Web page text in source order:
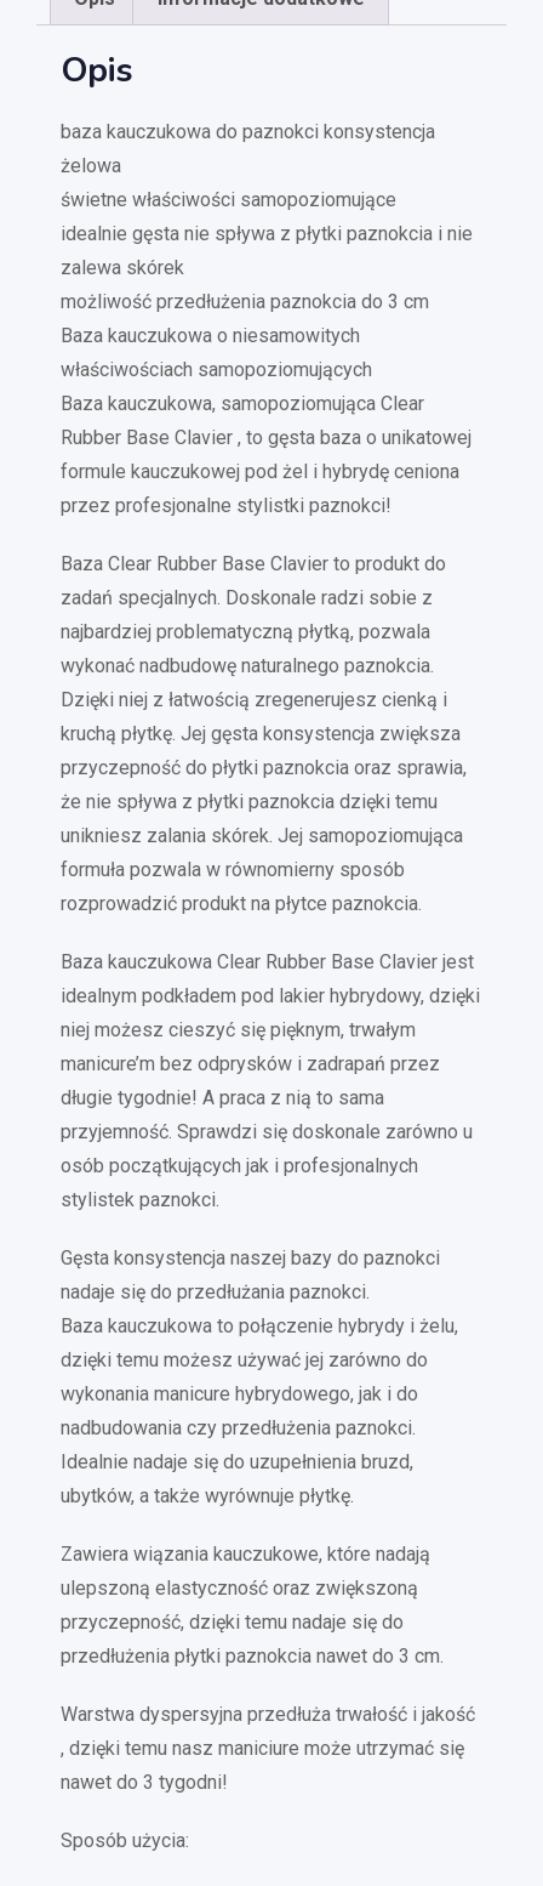
Opis
baza kauczukowa do paznokci konsystencja
żelowa
świetne właściwości samopoziomujące
idealnie gęsta nie spływa z płytki paznokcia i nie
zalewa skórek
możliwość przedłużenia paznokcia do 3 cm
Baza kauczukowa o niesamowitych
właściwościach samopoziomujących
Baza kauczukowa, samopoziomująca Clear
Rubber Base Clavier , to gęsta baza o unikatowej
formule kauczukowej pod żel i hybrydę ceniona
przez profesjonalne stylistki paznokci!
Baza Clear Rubber Base Clavier to produkt do
zadań specjalnych. Doskonale radzi sobie z
najbardziej problematyczną płytką, pozwala
wykonać nadbudowę naturalnego paznokcia.
Dzięki niej z łatwością zregenerujesz cienką i
kruchą płytkę. Jej gęsta konsystencja zwiększa
przyczepność do płytki paznokcia oraz sprawia,
że nie spływa z płytki paznokcia dzięki temu
unikniesz zalania skórek. Jej samopoziomująca
formuła pozwala w równomierny sposób
rozprowadzić produkt na płytce paznokcia.
Baza kauczukowa Clear Rubber Base Clavier jest
idealnym podkładem pod lakier hybrydowy, dzięki
niej możesz cieszyć się pięknym, trwałym
manicure’m bez odprysków i zadrapań przez
długie tygodnie! A praca z nią to sama
przyjemność. Sprawdzi się doskonale zarówno u
osób początkujących jak i profesjonalnych
stylistek paznokci.
Gęsta konsystencja naszej bazy do paznokci
nadaje się do przedłużania paznokci.
Baza kauczukowa to połączenie hybrydy i żelu,
dzięki temu możesz używać jej zarówno do
wykonania manicure hybrydowego, jak i do
nadbudowania czy przedłużenia paznokci.
Idealnie nadaje się do uzupełnienia bruzd,
ubytków, a także wyrównuje płytkę.
Zawiera wiązania kauczukowe, które nadają
ulepszoną elastyczność oraz zwiększoną
przyczepność, dzięki temu nadaje się do
przedłużenia płytki paznokcia nawet do 3 cm.
Warstwa dyspersyjna przedłuża trwałość i jakość
, dzięki temu nasz maniciure może utrzymać się
nawet do 3 tygodni!
Sposób użycia: